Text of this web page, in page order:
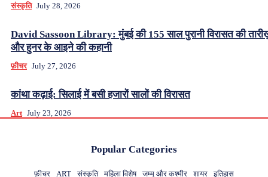
संस्कृति July 28, 2026
David Sassoon Library: मुंबई की 155 साल पुरानी विरासत की
और हुनर के आइने की कहानी
फ़ीचर July 27, 2026
कांथा कढ़ाई: सिलाई में बसी हजारों सालों की विरासत
Art July 23, 2026
Popular Categories
फ़ीचर ART संस्कृति महिला विशेष जम्मू और कश्मीर शायर इतिहास